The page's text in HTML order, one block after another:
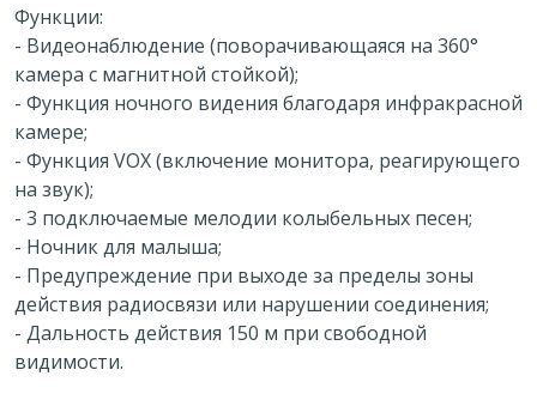
Функции:
- Видеонаблюдение (поворачивающаяся на 360°
камера с магнитной стойкой);
- Функция ночного видения благодаря инфракрасной
камере;
- Функция VOX (включение монитора, реагирующего
на звук);
- 3 подключаемые мелодии колыбельных песен;
- Ночник для малыша;
- Предупреждение при выходе за пределы зоны
действия радиосвязи или нарушении соединения;
- Дальность действия 150 м при свободной
видимости.